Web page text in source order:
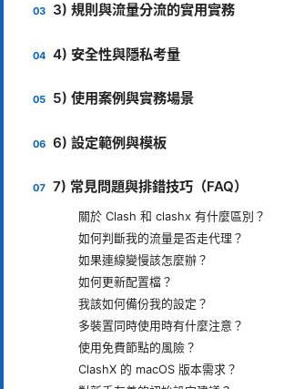
3) 規則與流量分流的實用實務
4) 安全性與隱私考量
5) 使用案例與實務場景
6) 設定範例與模板
7) 常見問題與排錯技巧（FAQ）
關於 Clash 和 clashx 有什麼區別？
如何判斷我的流量是否走代理？
如果連線變慢該怎麼辦？
如何更新配置檔？
我該如何備份我的設定？
多裝置同時使用時有什麼注意？
使用免費節點的風險？
ClashX 的 macOS 版本需求？